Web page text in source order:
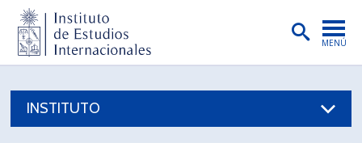
MENÚ
INSTITUTO